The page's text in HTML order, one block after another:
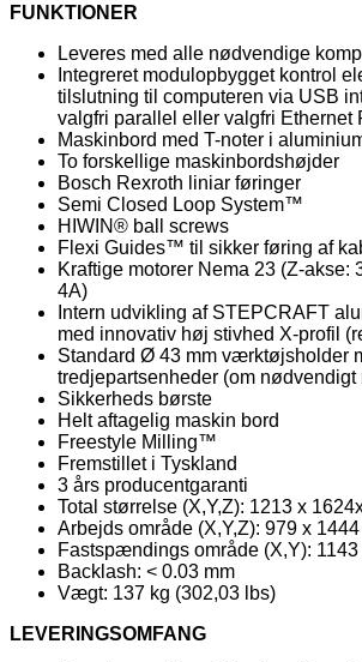
FUNKTIONER
Leveres med alle nødvendige
Integreret modulopbygget kontrol
tilslutning til computeren via USB
valgfri parallel eller valgfri Ethernet
Maskinbord med T-noter i
To forskellige maskinbordshøjder
Bosch Rexroth liniar føringer
Semi Closed Loop System™
HIWIN® ball screws
Flexi Guides™ til sikker føring af
Kraftige motorer Nema 23 (Z-akse:
4A)
Intern udvikling af STEPCRAFT
med innovativ høj stivhed X-profil
Standard Ø 43 mm værktøjsholder
tredjepartsenheder (om nødvendigt
Sikkerheds børste
Helt aftagelig maskin bord
Freestyle Milling™
Fremstillet i Tyskland
3 års producentgaranti
Total størrelse (X,Y,Z): 1213 x
Arbejds område (X,Y,Z): 979 x
Fastspændings område (X,Y):
Backlash: < 0.03 mm
Vægt: 137 kg (302,03 lbs)
LEVERINGSOMFANG